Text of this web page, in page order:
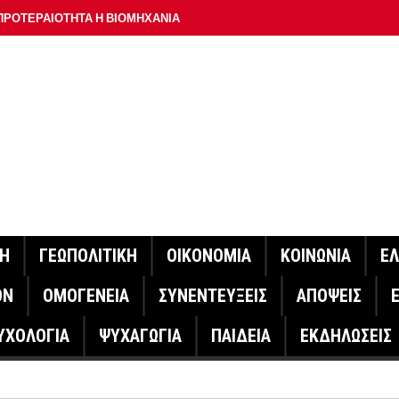
Η ΒΙΟΜΗΧΑΝΙΑ
Η ΠΛΑΤΦΟΡΜΑ
ΣΑΝ ΣΗΜΕΡΑ
Ο ΜΗΤΣΟΤΑΚΗΣ ΓΙΑ ΤΟΥΣ ΠΥΡΟΠΛΗΚΤΟΥΣ
ΕΡΕΥΝΗΤΗΣ ΣΤΗ ΔΑΝΙΑ ΣΧΕΔΙΑΖΕΙ DRONE ΓΙΑ ΤΗ
ΓΕΩΠΟΛΙΤΙΚΗ ΟΙΚΟΝΟΜΙΑ ΚΟΙΝΩΝΙΑ
ΟΜΟΓΕΝΕΙΑ ΣΥΝΕΝΤΕΥΞΕΙΣ ΑΠΟΨΕΙΣ
ΨΥΧΑΓΩΓΙΑ ΠΑΙΔΕΙΑ ΕΚΔΗΛΩΣΕΙΣ